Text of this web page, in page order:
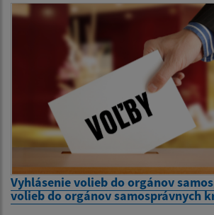
Vyhlásenie volieb do orgánov
volieb do orgánov samosprávnych